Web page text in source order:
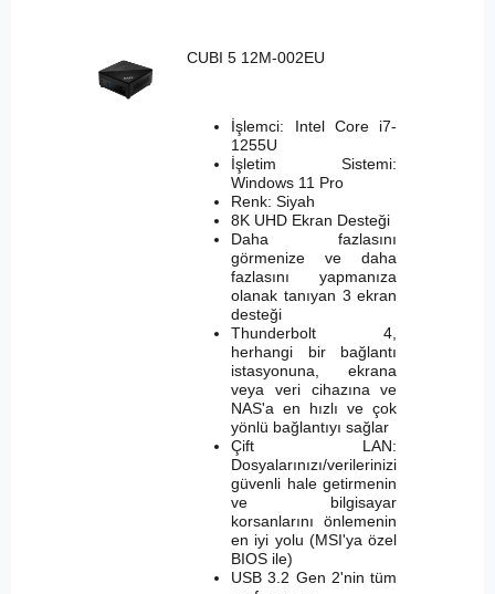
CUBI 5 12M-002EU
İşlemci: Intel Core i7-
1255U
İşletim Sistemi:
Windows 11 Pro
Renk: Siyah
8K UHD Ekran Desteği
Daha fazlasını
görmenize ve daha
fazlasını yapmanıza
olanak tanıyan 3 ekran
desteği
Thunderbolt 4,
herhangi bir bağlantı
istasyonuna, ekrana
veya veri cihazına ve
NAS'a en hızlı ve çok
yönlü bağlantıyı sağlar
Çift LAN:
Dosyalarınızı/verilerinizi
güvenli hale getirmenin
ve bilgisayar
korsanlarını önlemenin
en iyi yolu (MSI'ya özel
BIOS ile)
USB 3.2 Gen 2'nin tüm